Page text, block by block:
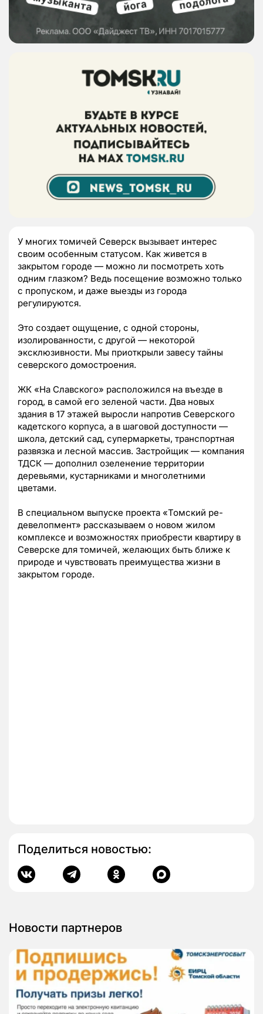
У многих томичей Северск вызывает интерес
своим особенным статусом. Как живется в
закрытом городе — можно ли посмотреть хоть
одним глазком? Ведь посещение возможно только
с пропуском, и даже выезды из города
регулируются.
Это создает ощущение, с одной стороны,
изолированности, с другой — некоторой
эксклюзивности. Мы приоткрыли завесу тайны
северского домостроения.
ЖК «На Славского» расположился на въезде в
город, в самой его зеленой части. Два новых
здания в 17 этажей выросли напротив Северского
кадетского корпуса, а в шаговой доступности —
школа, детский сад, супермаркеты, транспортная
развязка и лесной массив. Застройщик — компания
ТДСК — дополнил озеленение территории
деревьями, кустарниками и многолетними
цветами.
В специальном выпуске проекта «Томский ре-
девелопмент» рассказываем о новом жилом
комплексе и возможностях приобрести квартиру в
Северске для томичей, желающих быть ближе к
природе и чувствовать преимущества жизни в
закрытом городе.
Поделиться новостью:
Новости партнеров